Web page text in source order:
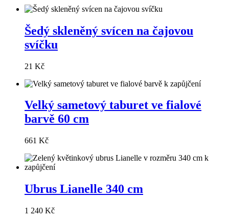
Šedý skleněný svícen na čajovou
svíčku
21 Kč
Velký sametový taburet ve fialové
barvě 60 cm
661 Kč
Ubrus Lianelle 340 cm
1 240 Kč